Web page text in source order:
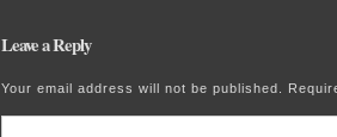
Leave a Reply
Your email address will not be published.